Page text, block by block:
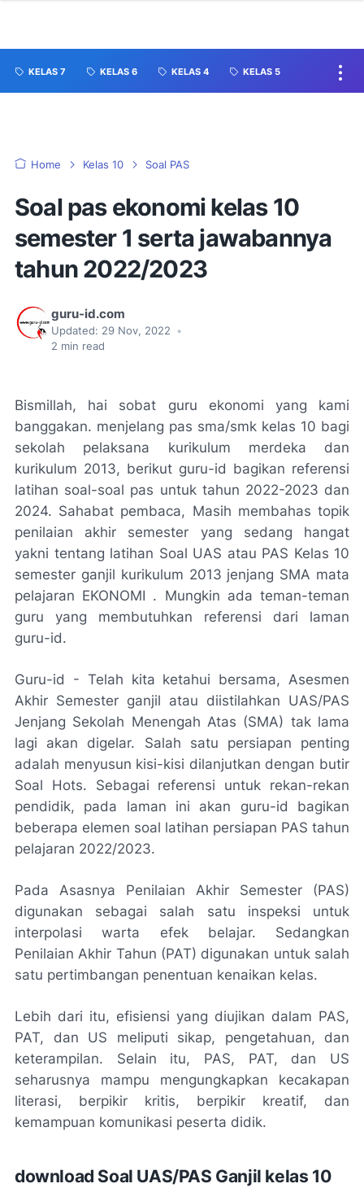
KELAS 7 KELAS 6 KELAS 4 KELAS 5
Home Kelas 10 Soal PAS
Soal pas ekonomi kelas 10
semester 1 serta jawabannya
tahun 2022/2023
guru-id.com
Updated: 29 Nov, 2022
•
2 min read
Bismillah, hai sobat guru ekonomi yang kami
banggakan. menjelang pas sma/smk kelas 10 bagi
sekolah pelaksana kurikulum merdeka dan
kurikulum 2013, berikut guru-id bagikan referensi
latihan soal-soal pas untuk tahun 2022-2023 dan
2024. Sahabat pembaca, Masih membahas topik
penilaian akhir semester yang sedang hangat
yakni tentang latihan Soal UAS atau PAS Kelas 10
semester ganjil kurikulum 2013 jenjang SMA mata
pelajaran EKONOMI . Mungkin ada teman-teman
guru yang membutuhkan referensi dari laman
guru-id.
Guru-id - Telah kita ketahui bersama, Asesmen
Akhir Semester ganjil atau diistilahkan UAS/PAS
Jenjang Sekolah Menengah Atas (SMA) tak lama
lagi akan digelar. Salah satu persiapan penting
adalah menyusun kisi-kisi dilanjutkan dengan butir
Soal Hots. Sebagai referensi untuk rekan-rekan
pendidik, pada laman ini akan guru-id bagikan
beberapa elemen soal latihan persiapan PAS tahun
pelajaran 2022/2023.
Pada Asasnya Penilaian Akhir Semester (PAS)
digunakan sebagai salah satu inspeksi untuk
interpolasi warta efek belajar. Sedangkan
Penilaian Akhir Tahun (PAT) digunakan untuk salah
satu pertimbangan penentuan kenaikan kelas.
Lebih dari itu, efisiensi yang diujikan dalam PAS,
PAT, dan US meliputi sikap, pengetahuan, dan
keterampilan. Selain itu, PAS, PAT, dan US
seharusnya mampu mengungkapkan kecakapan
literasi, berpikir kritis, berpikir kreatif, dan
kemampuan komunikasi peserta didik.
download Soal UAS/PAS Ganjil kelas 10